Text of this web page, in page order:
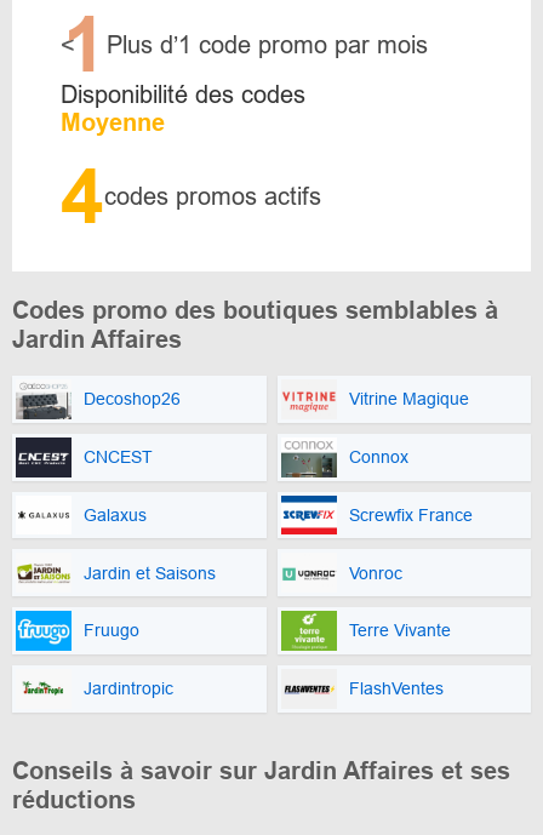
<
1 Plus d’1 code promo par mois
Disponibilité des codes
Moyenne
4codes promos actifs
Codes promo des boutiques semblables à
Jardin Affaires
Decoshop26 Vitrine Magique
CNCEST Connox
Galaxus Screwfix France
Jardin et Saisons Vonroc
Fruugo Terre Vivante
Jardintropic FlashVentes
Conseils à savoir sur Jardin Affaires et ses
réductions